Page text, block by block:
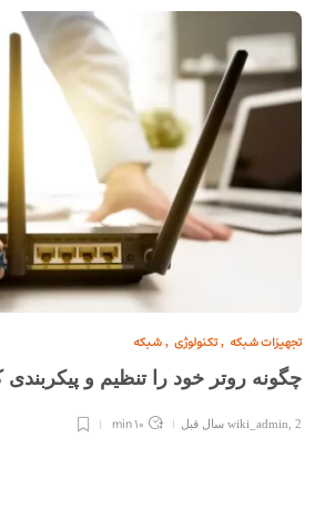
تجهیزات شبکه ,تکنولوژی , شبکه
چگونه روتر خود را تنظیم و پیکربندی
wiki_admin 2 سال قبل 10 min